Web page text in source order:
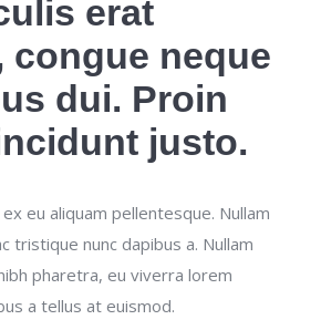
erat
congue neque
dui. Proin
justo.
eu aliquam pellentesque. Nullam
tristique nunc dapibus a. Nullam
pharetra, eu viverra lorem
a tellus at euismod.